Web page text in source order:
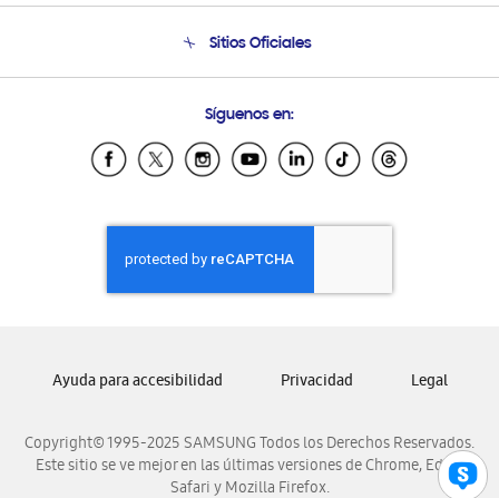
Soporte vía eMail
Sitios Oficiales
Samsung Ecuador
Samsung El Salvador
Samsung Honduras
Samsung Nicaragua
Samsung Panamá
Samsung Venezuela
Síguenos en:
Copyright© 1995-2025 SAMSUNG Todos los Derechos Reservados.
Este sitio se ve mejor en las últimas versiones de Chrome, Edge,
Safari y Mozilla Firefox.
Ayuda para accesibilidad Privacidad Legal